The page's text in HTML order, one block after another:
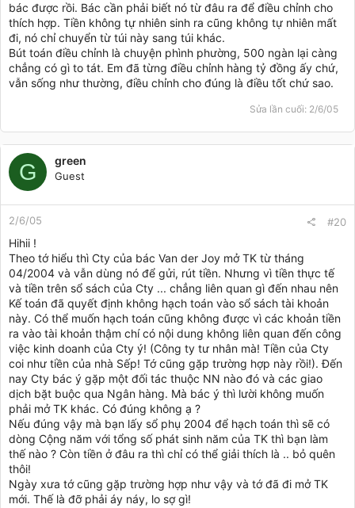
bác được rồi. Bác cần phải biết nó từ đâu ra để điều chỉnh cho
thích hợp. Tiền không tự nhiên sinh ra cũng không tự nhiên mất
đi, nó chỉ chuyển từ túi này sang túi khác.
Bút toán điều chỉnh là chuyện phình phường, 500 ngàn lại càng
chẳng có gì to tát. Em đã từng điều chỉnh hàng tỷ đồng ấy chứ,
vẫn sống như thường, điều chỉnh cho đúng là điều tốt chứ sao.
Sửa lần cuối: 2/6/05
G green
Guest
2/6/05 #20
Hihii !
Theo tớ hiểu thì Cty của bác Van der Joy mở TK từ tháng
04/2004 và vẫn dùng nó để gửi, rút tiền. Nhưng vì tiền thực tế
và tiền trên sổ sách của Cty ... chẳng liên quan gì đến nhau nên
Kế toán đã quyết định không hạch toán vào sổ sách tài khoản
này. Có thể muốn hạch toán cũng không được vì các khoản tiền
ra vào tài khoản thậm chí có nội dung không liên quan đến công
việc kinh doanh của Cty ý! (Công ty tư nhân mà! Tiền của Cty
coi như tiền của nhà Sếp! Tớ cũng gặp trường hợp này rồi!). Đến
nay Cty bác ý gặp một đối tác thuộc NN nào đó và các giao
dịch bặt buộc qua Ngân hàng. Mà bác ý thì lười không muốn
phải mở TK khác. Có đúng không ạ ?
Nếu đúng vậy mà bạn lấy sổ phụ 2004 để hạch toán thì sẽ có
dòng Cộng năm với tổng số phát sinh năm của TK thì bạn làm
thế nào ? Còn tiền ở đâu ra thì chỉ có thể giải thích là .. bỏ quên
thôi!
Ngày xưa tớ cũng gặp trường hợp như vậy và tớ đã đi mở TK
mới. Thế là đỡ phải áy náy, lo sợ gì!